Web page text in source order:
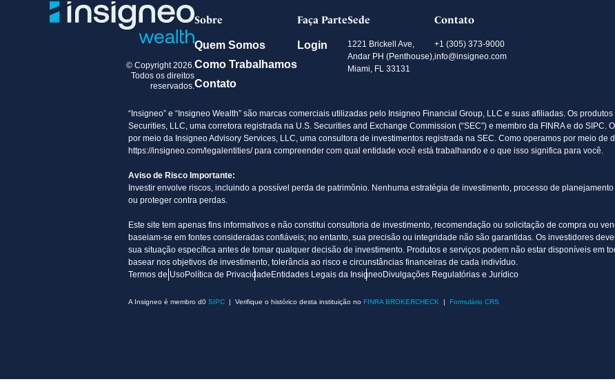
© Copyright 2026.
Todos os direitos
reservados.
Sobre
Quem Somos
Como Trabalhamos
Contato
Faça Parte
Login
Sede
1221 Brickell Ave,
Andar PH (Penthouse),
Miami, FL 33131
Contato
+1 (305) 373-9000
info@insigneo.com
“Insigneo” e “Insigneo Wealth” são marcas comerciais utilizadas pelo Insigneo Financial Group, LLC e suas afiliadas. Os
Securities, LLC, uma corretora registrada na U.S. Securities and Exchange Commission (“SEC”) e membro da FINRA e do
por meio da Insigneo Advisory Services, LLC, uma consultora de investimentos registrada na SEC. Como operamos por meio de
https://insigneo.com/legalentities/ para compreender com qual entidade você está trabalhando e o que isso significa para você.
Aviso de Risco Importante:
Investir envolve riscos, incluindo a possível perda de patrimônio. Nenhuma estratégia de investimento, processo de
ou proteger contra perdas.
Este site tem apenas fins informativos e não constitui consultoria de investimento, recomendação ou solicitação de compra ou
baseiam-se em fontes consideradas confiáveis; no entanto, sua precisão ou integridade não são garantidas. Os investidores
sua situação específica antes de tomar qualquer decisão de investimento. Produtos e serviços podem não estar disponíveis em
basear nos objetivos de investimento, tolerância ao risco e circunstâncias financeiras de cada indivíduo.
Termos de UsoPolítica de PrivacidadeEntidades Legais da InsigneoDivulgações Regulatórias e Jurídico
A Insigneo é membro d0 SIPC | Verifique o histórico desta instituição no FINRA BROKERCHECK | Formulário CRS